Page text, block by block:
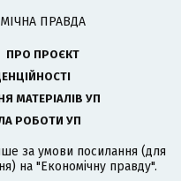
ПРАВДА
ПРО ПРОЄКТ
МАТЕРІАЛІВ УП
РОБОТИ УП
за умови посилання (для
на "Економічну правду".